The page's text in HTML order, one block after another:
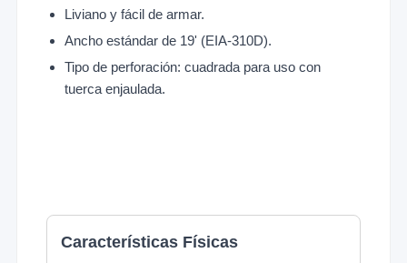
Liviano y fácil de armar.
Ancho estándar de 19' (EIA-310D).
Tipo de perforación: cuadrada para uso con
tuerca enjaulada.
Características Físicas